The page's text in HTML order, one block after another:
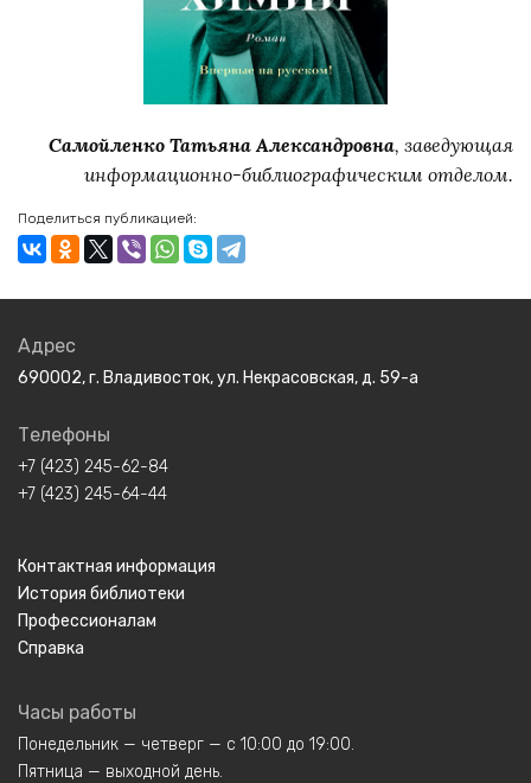
Самойленко Татьяна Александровна, заведующая
информационно-библиографическим отделом.
Поделиться публикацией:
Адрес
690002, г. Владивосток, ул. Некрасовская, д. 59-а
Телефоны
+7 (423) 245-62-84
+7 (423) 245-64-44
Контактная информация
История библиотеки
Профессионалам
Справка
Часы работы
Понедельник — четверг — с 10:00 до 19:00.
Пятница — выходной день.